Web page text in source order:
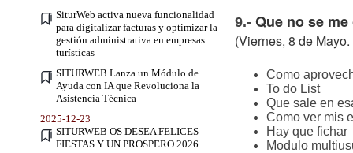
SiturWeb activa nueva funcionalidad
para digitalizar facturas y optimizar la
gestión administrativa en empresas
turísticas
SITURWEB Lanza un Módulo de
Ayuda con IA que Revoluciona la
Asistencia Técnica
2025-12-23
SITURWEB OS DESEA FELICES
FIESTAS Y UN PROSPERO 2026
9.- Que no se
(Viernes, 8 de
Como
To do List
Que sale en
Como ver mis
Hay que fichar
Modulo